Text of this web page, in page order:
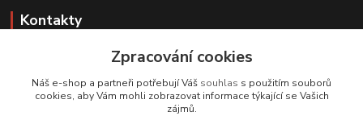
Kontakty
Zákaznická podpora
+420 608 331 344
(Po-Pá, 11-17 hod.; So, 9-12 hod.)
Zpracování cookies
Náš e-shop a partneři potřebují Váš souhlas s použitím souborů
cookies, aby Vám mohli zobrazovat informace týkající se Vašich
zájmů.